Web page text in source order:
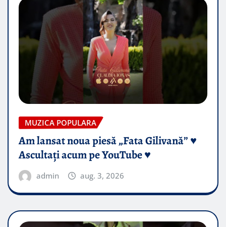
MUZICA POPULARA
Am lansat noua piesă „Fata Gilivană” ♥️
Ascultați acum pe YouTube ♥️
admin aug. 3, 2026